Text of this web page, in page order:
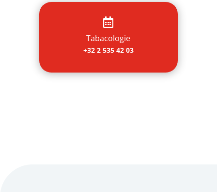

Tabacologie
+32 2 535 42 03